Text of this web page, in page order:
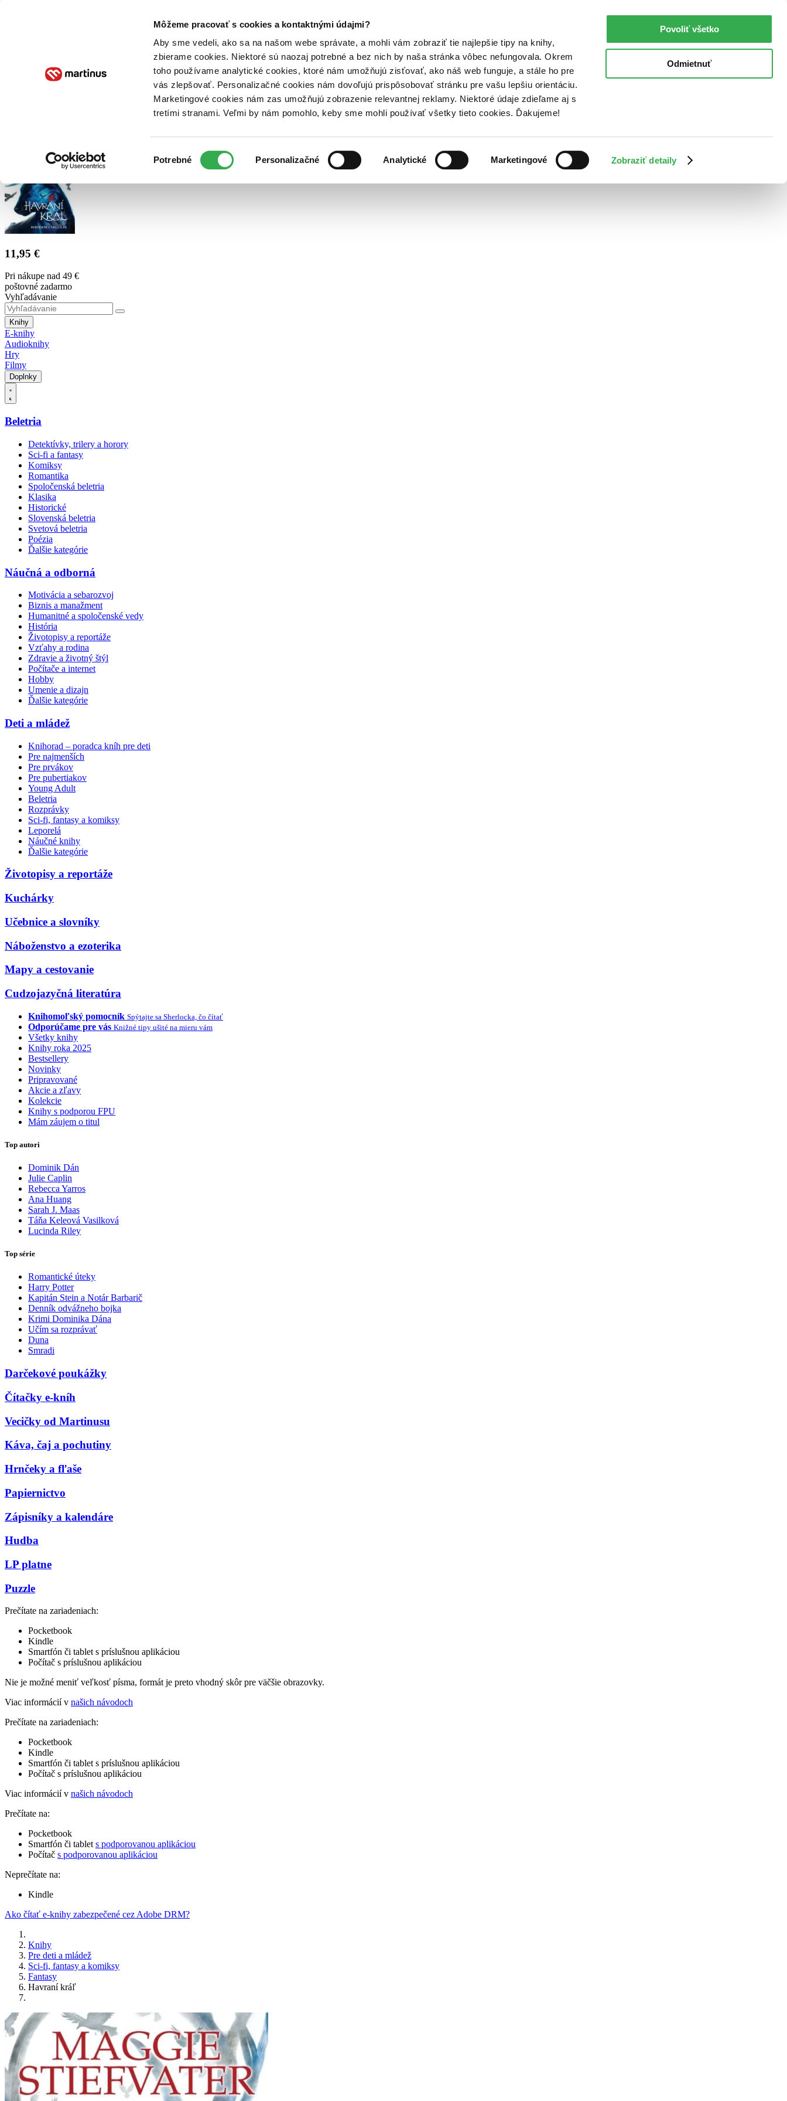
Môžeme pracovať s cookies a kontaktnými údajmi?
Aby sme vedeli, ako sa na našom webe správate, a mohli vám zobraziť tie najlepšie tipy na knihy,
zbierame cookies. Niektoré sú naozaj potrebné a bez nich by naša stránka vôbec nefungovala. Okrem
toho používame analytické cookies, ktoré nám umožňujú zisťovať, ako náš web funguje, a stále ho pre
vás zlepšovať. Personalizačné cookies nám dovoľujú prispôsobovať stránku pre vašu lepšiu orientáciu.
Marketingové cookies nám zas umožňujú zobrazenie relevantnej reklamy. Niektoré údaje zdieľame aj s
tretími stranami. Veľmi by nám pomohlo, keby sme mohli používať všetky tieto cookies. Ďakujeme!
súhlasu
Potrebné Personalizačné Analytické Marketingové Zobraziť detaily
Povoliť všetko
Odmietnuť
Poukážky Kontakt
11,95 €
Pri nákupe nad 49 €
poštovné zadarmo
Vyhľadávanie
Knihy
E-knihy
Audioknihy
Hry
Filmy
Doplnky
Beletria
Detektívky, trilery a horory
Sci-fi a fantasy
Komiksy
Romantika
Spoločenská beletria
Klasika
Historické
Slovenská beletria
Svetová beletria
Poézia
Ďalšie kategórie
Náučná a odborná
Motivácia a sebarozvoj
Biznis a manažment
Humanitné a spoločenské vedy
História
Životopisy a reportáže
Vzťahy a rodina
Zdravie a životný štýl
Počítače a internet
Hobby
Umenie a dizajn
Ďalšie kategórie
Deti a mládež
Knihorad – poradca kníh pre deti
Pre najmenších
Pre prvákov
Pre pubertiakov
Young Adult
Beletria
Rozprávky
Sci-fi, fantasy a komiksy
Leporelá
Náučné knihy
Ďalšie kategórie
Životopisy a reportáže
Kuchárky
Učebnice a slovníky
Náboženstvo a ezoterika
Mapy a cestovanie
Cudzojazyčná literatúra
Knihomoľský pomocník Spýtajte sa Sherlocka, čo čítať
Odporúčame pre vás Knižné tipy ušité na mieru vám
Všetky knihy
Knihy roka 2025
Bestsellery
Novinky
Pripravované
Akcie a zľavy
Kolekcie
Knihy s podporou FPU
Mám záujem o titul
Top autori
Dominik Dán
Julie Caplin
Rebecca Yarros
Ana Huang
Sarah J. Maas
Táňa Keleová Vasilková
Lucinda Riley
Top série
Romantické úteky
Harry Potter
Kapitán Stein a Notár Barbarič
Denník odvážneho bojka
Krimi Dominika Dána
Učím sa rozprávať
Duna
Smradi
Darčekové poukážky
Čítačky e-kníh
Vecičky od Martinusu
Káva, čaj a pochutiny
Hrnčeky a fľaše
Papiernictvo
Zápisníky a kalendáre
Hudba
LP platne
Puzzle
Prečítate na zariadeniach:
Pocketbook
Kindle
Smartfón či tablet s príslušnou aplikáciou
Počítač s príslušnou aplikáciou
Nie je možné meniť veľkosť písma, formát je preto vhodný skôr pre väčšie obrazovky.
Viac informácií v našich návodoch
Prečítate na zariadeniach:
Pocketbook
Kindle
Smartfón či tablet s príslušnou aplikáciou
Počítač s príslušnou aplikáciou
Viac informácií v našich návodoch
Prečítate na:
Pocketbook
Smartfón či tablet s podporovanou aplikáciou
Počítač s podporovanou aplikáciou
Neprečítate na:
Kindle
Ako čítať e-knihy zabezpečené cez Adobe DRM?
Knihy
Pre deti a mládež
Sci-fi, fantasy a komiksy
Fantasy
Havraní kráľ